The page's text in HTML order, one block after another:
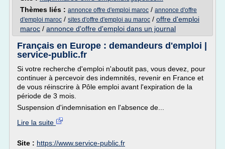
Thèmes liés : annonce offre d'emploi maroc / annonce d'offre
d'emploi maroc / sites d'offre d'emploi au maroc / offre d'emploi
maroc / annonce d'offre d'emploi dans un journal
Français en Europe : demandeurs d'emploi |
service-public.fr
Si votre recherche d'emploi n'aboutit pas, vous devez, pour
continuer à percevoir des indemnités, revenir en France et
de vous réinscrire à Pôle emploi avant l'expiration de la
période de 3 mois.
Suspension d'indemnisation en l'absence de...
Lire la suite
Site : https://www.service-public.fr